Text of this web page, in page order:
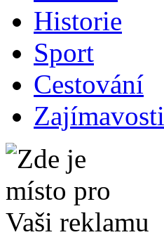
Historie
Sport
Cestování
Zajímavosti